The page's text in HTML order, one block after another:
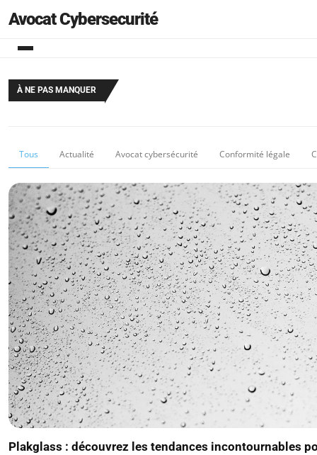
Avocat Cybersecurité
À NE PAS MANQUER
Tous Actualité Avocat cybersécurité Conformité légale
Plakglass : découvrez les tendances incontournables